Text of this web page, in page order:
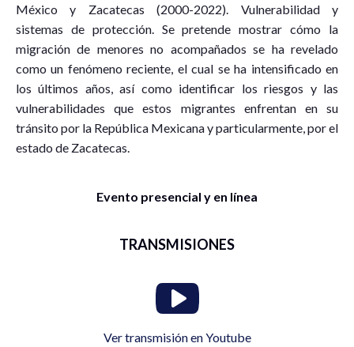
México y Zacatecas (2000-2022). Vulnerabilidad y
sistemas de protección. Se pretende mostrar cómo la
migración de menores no acompañados se ha revelado
como un fenómeno reciente, el cual se ha intensificado en
los últimos años, así como identificar los riesgos y las
vulnerabilidades que estos migrantes enfrentan en su
tránsito por la República Mexicana y particularmente, por el
estado de Zacatecas.
Evento presencial y en línea
TRANSMISIONES
Ver transmisión en Youtube